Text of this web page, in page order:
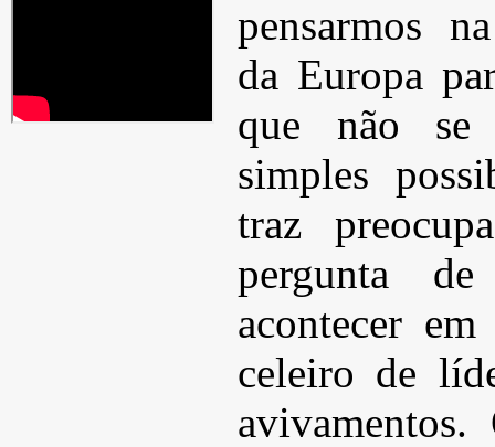
pensarmos
da Europa
que não se
simples
traz
pergunta
acontecer
celeiro de